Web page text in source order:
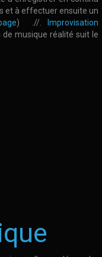
et à effectuer ensuite un
) .//.
Improvisation
musique réalité suit le